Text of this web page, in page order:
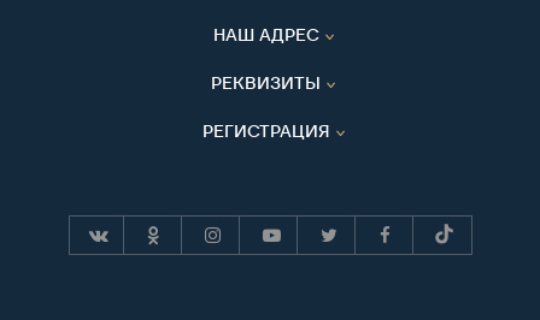
НАШ АДРЕС
РЕКВИЗИТЫ
РЕГИСТРАЦИЯ